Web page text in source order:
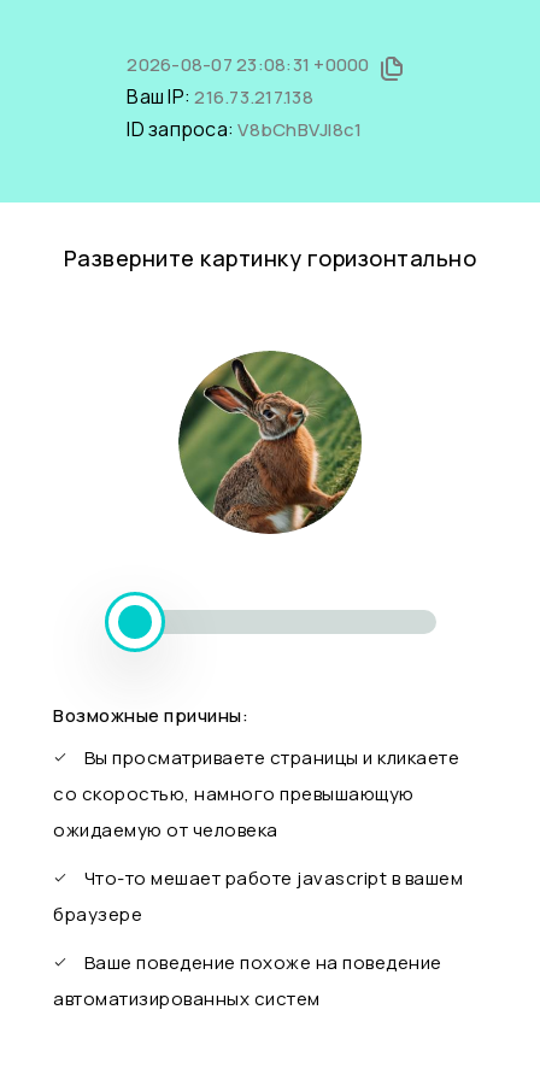
2026-08-07 23:08:31 +0000
Ваш IP:216.73.217.138
ID запроса:V8bChBVJI8c1
Разверните картинку горизонтально
Возможные причины:
Вы просматриваете страницы и кликаете
со скоростью, намного превышающую
ожидаемую от человека
Что-то мешает работе javascript в вашем
браузере
Ваше поведение похоже на поведение
автоматизированных систем